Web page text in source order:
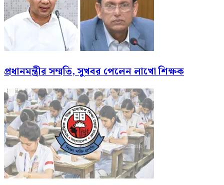
প্রধানমন্ত্রীর সম্মতি, সুখবর পেলেন লাখো শিক্ষক